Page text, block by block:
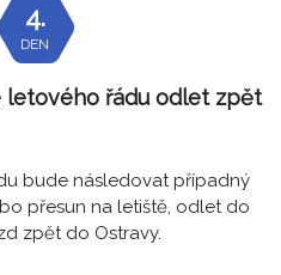
4.
DEN
letového řádu odlet zpět
bude následovat případný
přesun na letiště, odlet do
zpět do Ostravy.